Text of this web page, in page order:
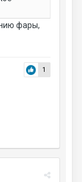
фары,
1